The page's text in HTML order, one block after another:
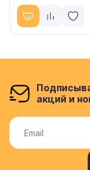
акций и